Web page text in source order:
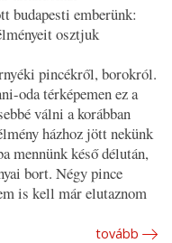
budapesti emberünk:
osztjuk
pincékről, borokról.
odatérképemen ez a
válni a korábban
házhoz jött nekünk
mennünk késő délután,
bort. Négy pince
is kell már elutaznom
tovább